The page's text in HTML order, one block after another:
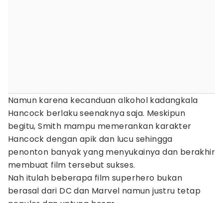
Namun karena kecanduan alkohol kadangkala
Hancock berlaku seenaknya saja. Meskipun
begitu, Smith mampu memerankan karakter
Hancock dengan apik dan lucu sehingga
penonton banyak yang menyukainya dan berakhir
membuat film tersebut sukses.
Nah itulah beberapa film superhero bukan
berasal dari DC dan Marvel namun justru tetap